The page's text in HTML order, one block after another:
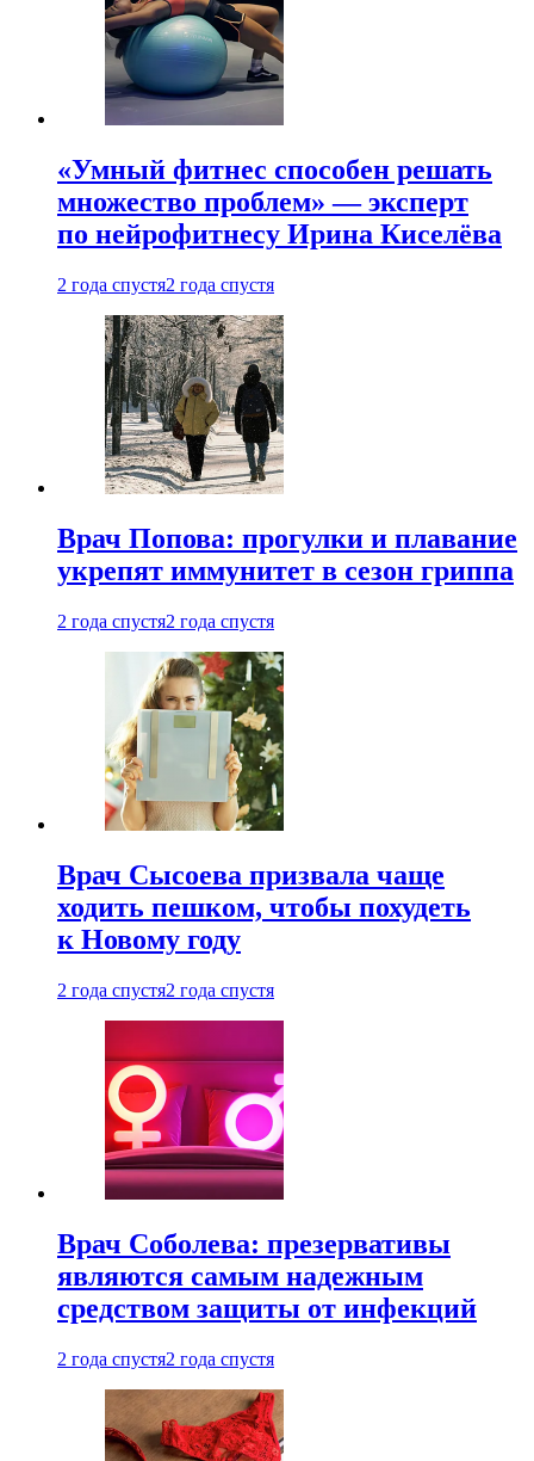
«Умный фитнес способен решать
множество проблем» — эксперт
по нейрофитнесу Ирина Киселёва
2 года спустя2 года спустя
Врач Попова: прогулки и плавание
укрепят иммунитет в сезон гриппа
2 года спустя2 года спустя
Врач Сысоева призвала чаще
ходить пешком, чтобы похудеть
к Новому году
2 года спустя2 года спустя
Врач Соболева: презервативы
являются самым надежным
средством защиты от инфекций
2 года спустя2 года спустя